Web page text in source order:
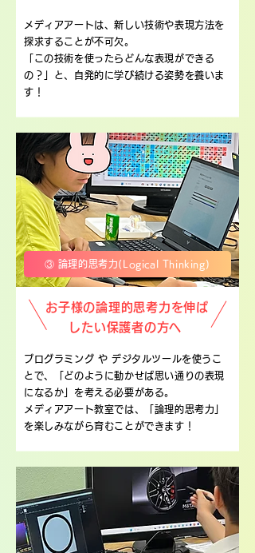
メディアアートは、新しい技術や表現方法を
探求することが不可欠。
「この技術を使ったらどんな表現ができる
の？」と、自発的に学び続ける姿勢を養いま
す！
③ 論理的思考力(Logical Thinking)
お子様の論理的思考力を伸ば
したい保護者の方へ
プログラミング や デジタルツールを使うこ
とで、「どのように動かせば思い通りの表現
になるか」を考える必要がある。
メディアアート教室では、「論理的思考力」
を楽しみながら育むことができます！